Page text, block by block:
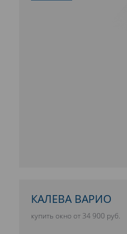
КАЛЕВА ВАРИО
купить окно от 34 900 руб.